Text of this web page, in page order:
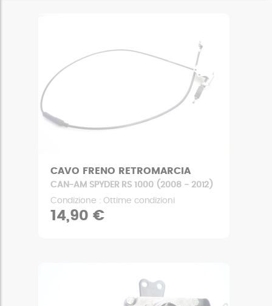
CAVO FRENO RETROMARCIA
CAN-AM SPYDER RS 1000 (2008 - 2012)
Condizione : Ottime condizioni
14,90 €